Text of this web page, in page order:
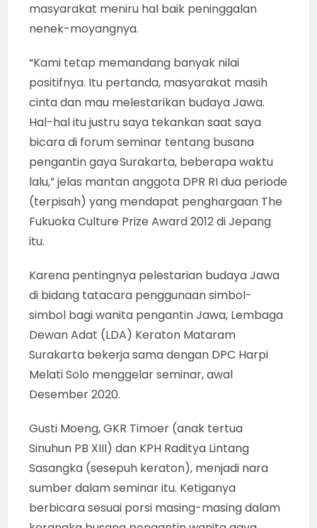
masyarakat meniru hal baik peninggalan
nenek-moyangnya.
“Kami tetap memandang banyak nilai
positifnya. Itu pertanda, masyarakat masih
cinta dan mau melestarikan budaya Jawa.
Hal-hal itu justru saya tekankan saat saya
bicara di forum seminar tentang busana
pengantin gaya Surakarta, beberapa waktu
lalu,” jelas mantan anggota DPR RI dua periode
(terpisah) yang mendapat penghargaan The
Fukuoka Culture Prize Award 2012 di Jepang
itu.
Karena pentingnya pelestarian budaya Jawa
di bidang tatacara penggunaan simbol-
simbol bagi wanita pengantin Jawa, Lembaga
Dewan Adat (LDA) Keraton Mataram
Surakarta bekerja sama dengan DPC Harpi
Melati Solo menggelar seminar, awal
Desember 2020.
Gusti Moeng, GKR Timoer (anak tertua
Sinuhun PB XIII) dan KPH Raditya Lintang
Sasangka (sesepuh keraton), menjadi nara
sumber dalam seminar itu. Ketiganya
berbicara sesuai porsi masing-masing dalam